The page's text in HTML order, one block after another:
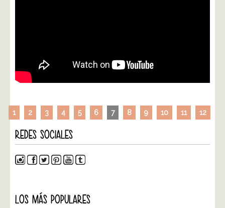
1 2 3 4 5 6 7 8 9 10 11 12
REDES SOCIALES
LOS MÁS POPULARES